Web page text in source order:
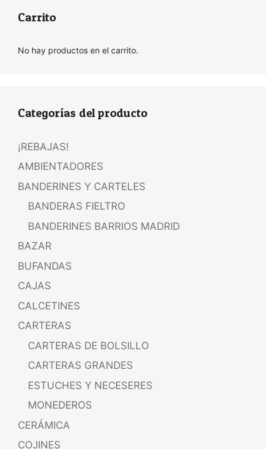
Carrito
No hay productos en el carrito.
Categorías del producto
¡REBAJAS!
AMBIENTADORES
BANDERINES Y CARTELES
BANDERAS FIELTRO
BANDERINES BARRIOS MADRID
BAZAR
BUFANDAS
CAJAS
CALCETINES
CARTERAS
CARTERAS DE BOLSILLO
CARTERAS GRANDES
ESTUCHES Y NECESERES
MONEDEROS
CERÁMICA
COJINES